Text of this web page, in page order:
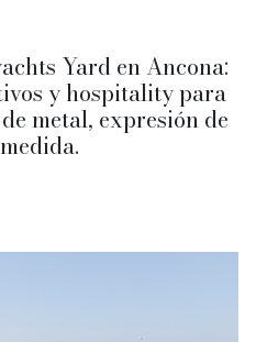
Yard en Ancona:
y hospitality para
metal, expresión de